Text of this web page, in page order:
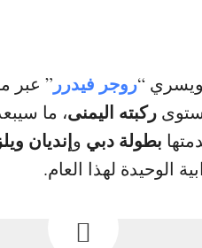
“روجر فيدرر ” عبر
ركبته اليمنى، ما
بطولة دبي وإنديان
الوحيدة لهذا العام.